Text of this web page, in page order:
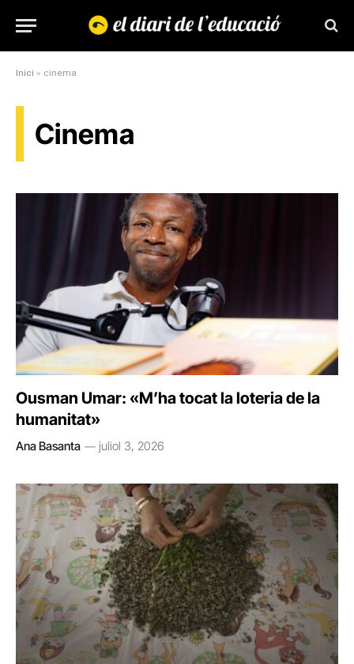
Inici » cinema
Cinema
Ousman Umar: «M’ha tocat la loteria de la
humanitat»
Ana Basanta juliol 3, 2026